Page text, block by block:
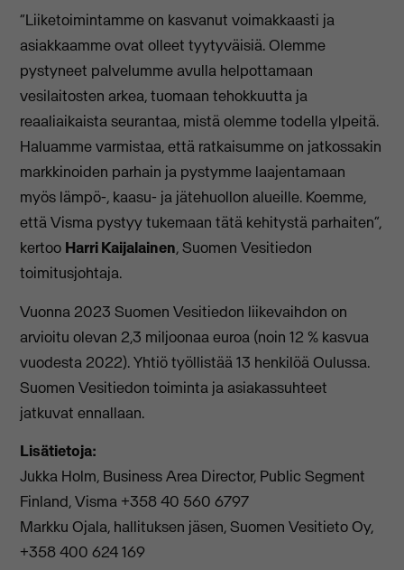
“Liiketoimintamme on kasvanut voimakkaasti ja
asiakkaamme ovat olleet tyytyväisiä. Olemme
pystyneet palvelumme avulla helpottamaan
vesilaitosten arkea, tuomaan tehokkuutta ja
reaaliaikaista seurantaa, mistä olemme todella ylpeitä.
Haluamme varmistaa, että ratkaisumme on jatkossakin
markkinoiden parhain ja pystymme laajentamaan
myös lämpö-, kaasu- ja jätehuollon alueille. Koemme,
että Visma pystyy tukemaan tätä kehitystä parhaiten”,
kertoo Harri Kaijalainen, Suomen Vesitiedon
toimitusjohtaja.
Vuonna 2023 Suomen Vesitiedon liikevaihdon on
arvioitu olevan 2,3 miljoonaa euroa (noin 12 % kasvua
vuodesta 2022). Yhtiö työllistää 13 henkilöä Oulussa.
Suomen Vesitiedon toiminta ja asiakassuhteet
jatkuvat ennallaan.
Lisätietoja:
Jukka Holm, Business Area Director, Public Segment
Finland, Visma +358 40 560 6797
Markku Ojala, hallituksen jäsen, Suomen Vesitieto Oy,
+358 400 624 169